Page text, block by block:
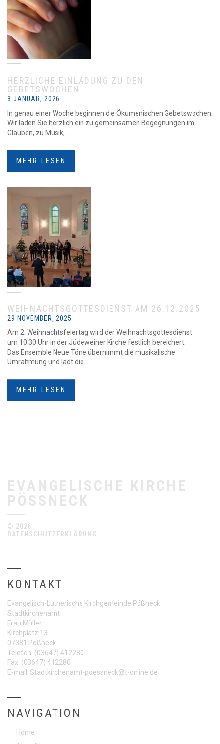
HERZLICHE EINLADUNG ZU DEN
GEBETSWOCHEN
3 JANUAR, 2026
In genau einer Woche beginnen die Ökumenischen Gebetswochen.
Wir laden Sie herzlich ein zu gemeinsamen Begegnungen im
Glauben, zu Musik,...
MEHR LESEN
WEIHNACHTSGOTTESDIENST AM 26.12.2025
29 NOVEMBER, 2025
Am 2. Weihnachtsfeiertag wird der Weihnachtsgottesdienst
um 10.30 Uhr in der Jüdeweiner Kirche festlich bereichert:
Das Ensemble Neue Töne übernimmt die musikalische
Umrahmung und lädt die...
MEHR LESEN
EVANGELISCHE KIRCHE
PÖSSNECK
© 2026
DATENSCHUTZERKLÄRUNG
KONTAKT
Evangelisch-Lutherische Kirchgemeinde Pößneck
Stadtkirchenamt
Frau Müller
Kirchplatz 13
07381 Pößneck
Telefon: (03647) 412280
Fax: (03647) 412280
E-mail: Stadtkirchenamt-poessneck@t-online.de
NAVIGATION
Home